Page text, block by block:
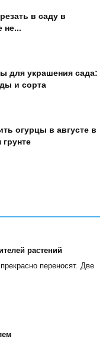
в саду в
не...
для украшения сада:
и сорта
огурцы в августе в
растений
переносят. Две